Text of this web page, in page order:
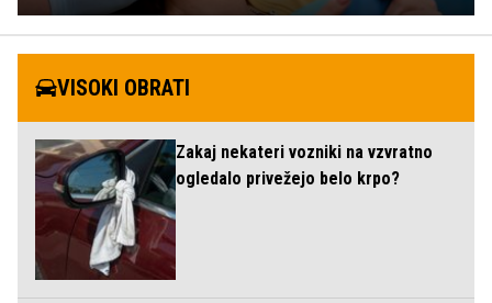
VISOKI OBRATI
Zakaj nekateri vozniki na vzvratno
ogledalo privežejo belo krpo?